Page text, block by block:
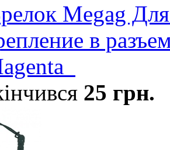
Megag
в
25 грн.